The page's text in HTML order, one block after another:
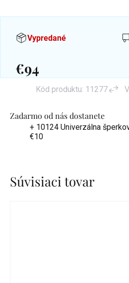
Zadarmo od nás dostanete
+ 10124 Univerzálna
€10
Vypredané
€94
Kód produktu: 11277
Súvisiaci tovar